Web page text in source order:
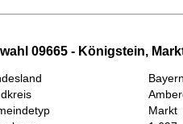
09665 - Königstein,
Markt